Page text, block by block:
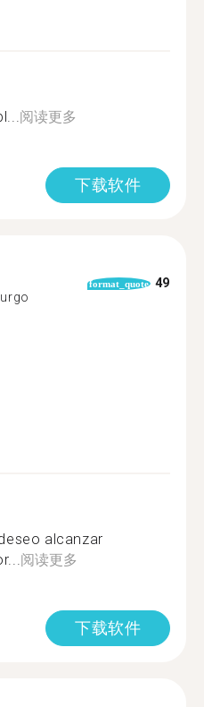
阅读更多
下载软件
format_quote 49
alcanzar
阅读更多
下载软件